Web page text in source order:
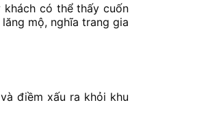
có thể thấy cuốn
mộ, nghĩa trang gia
điềm xấu ra khỏi khu